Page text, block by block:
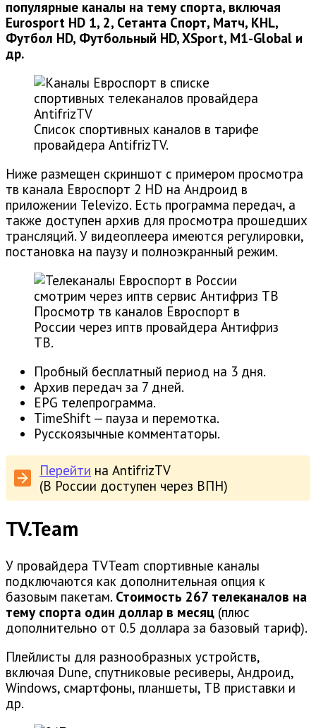
популярные каналы на тему спорта, включая
Eurosport HD 1, 2, Сетанта Спорт, Матч, KHL,
Футбол HD, Футбольный HD, XSport, M1-Global и
др.
Список спортивных каналов в тарифе
провайдера AntifrizTV.
Ниже размещен скриншот с примером просмотра
тв канала Евроспорт 2 HD на Андроид в
приложении Televizo. Есть программа передач, а
также доступен архив для просмотра прошедших
трансляций. У видеоплеера имеются регулировки,
постановка на паузу и полноэкранный режим.
Просмотр тв каналов Евроспорт в
России через иптв провайдера Антифриз
ТВ.
Пробный бесплатный период на 3 дня.
Архив передач за 7 дней.
EPG телепрограмма.
TimeShift — пауза и перемотка.
Русскоязычные комментаторы.
Перейти на AntifrizTV
(В России доступен через ВПН)
TV.Team
У провайдера TVTeam спортивные каналы
подключаются как дополнительная опция к
базовым пакетам. Стоимость 267 телеканалов на
тему спорта один доллар в месяц (плюс
дополнительно от 0.5 доллара за базовый тариф).
Плейлисты для разнообразных устройств,
включая Dune, спутниковые ресиверы, Андроид,
Windows, смартфоны, планшеты, ТВ приставки и
др.